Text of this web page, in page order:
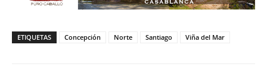
ETIQUETAS Concepción Norte Santiago Viña del Mar